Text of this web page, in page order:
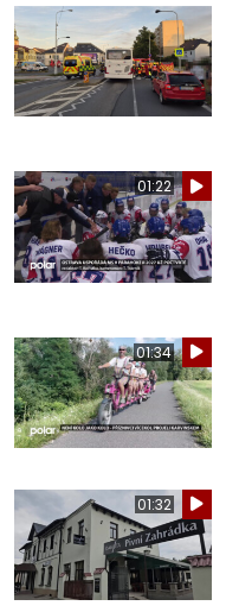
01:22
01:34
01:32